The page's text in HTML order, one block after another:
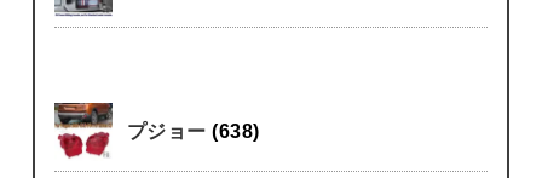
プジョー(638)